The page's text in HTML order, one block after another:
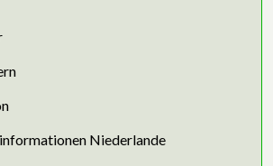
Niederlande